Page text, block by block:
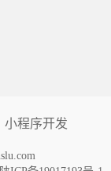
小程序开发